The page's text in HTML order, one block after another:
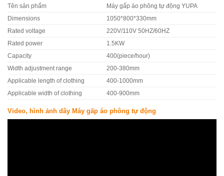
Tên sản phẩm Máy gấp áo phông tự động YUPA
Dimensions 1050*800*330mm
Rated voltage 220V/110V 50HZ/60HZ
Rated power 1.5KW
Capacity 400(piece/hour)
Width adjustment range 200-380mm
Applicable length of clothing 400-1000mm
Applicable width of clothing 400-900mm
Video, hình ảnh dây Máy gấp áo phông tự động